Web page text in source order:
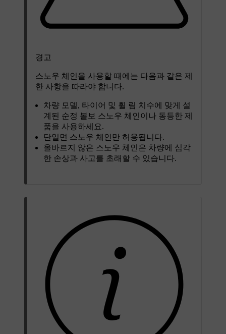
경고
스노우 체인을 사용할 때에는 다음과 같은 제
한 사항을 따라야 합니다.
차량 모델, 타이어 및 휠 림 치수에 맞게 설
계된 순정 볼보 스노우 체인이나 동등한 제
품을 사용하세요.
단일면 스노우 체인만 허용됩니다.
올바르지 않은 스노우 체인은 차량에 심각
한 손상과 사고를 초래할 수 있습니다.